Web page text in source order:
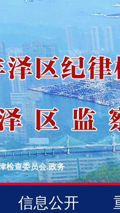
检查委员会.政务
信息公开